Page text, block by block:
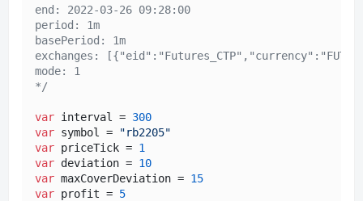
end: 2022-03-26 09:28:00
period: 1m
basePeriod: 1m
exchanges:
mode: 1
*/
var interval = 300
var symbol =
"rb2205"
var priceTick = 1
var deviation = 10
var maxCoverDeviation = 15
var profit = 5